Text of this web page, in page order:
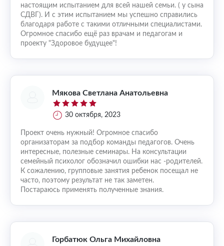
настоящим испытанием для всей нашей семьи. ( у сына
СДВГ). И с этим испытанием мы успешно справились
благодаря работе с такими отличными специалистами.
Огромное спасибо ещё раз врачам и педагогам и
проекту "Здоровое будущее"!
Мякова Светлана Анатольевна
30 октября, 2023
Проект очень нужный! Огромное спасибо
организаторам за подбор команды педагогов. Очень
интересные, полезные семинары. На консультации
семейный психолог обозначил ошибки нас -родителей.
К сожалению, групповые занятия ребенок посещал не
часто, поэтому результат не так заметен.
Постараюсь применять полученные знания.
Горбатюк Ольга Михайловна